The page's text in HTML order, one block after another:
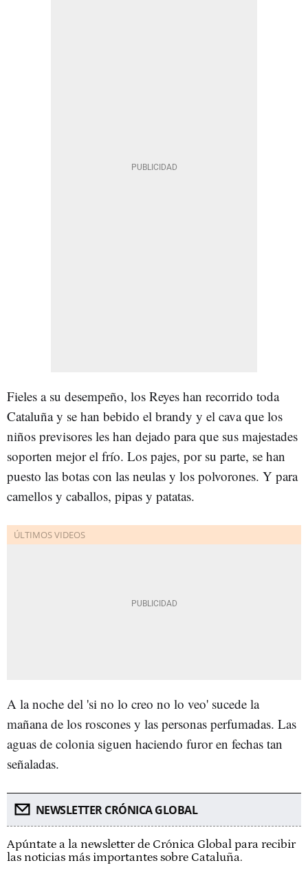
Fieles a su desempeño, los Reyes han recorrido toda
Cataluña y se han bebido el brandy y el cava que los
niños previsores les han dejado para que sus majestades
soporten mejor el frío. Los pajes, por su parte, se han
puesto las botas con las neulas y los polvorones. Y para
camellos y caballos, pipas y patatas.
A la noche del 'si no lo creo no lo veo' sucede la
mañana de los roscones y las personas perfumadas. Las
aguas de colonia siguen haciendo furor en fechas tan
señaladas.
NEWSLETTER CRÓNICA GLOBAL
Apúntate a la newsletter de Crónica Global para recibir
las noticias más importantes sobre Cataluña.